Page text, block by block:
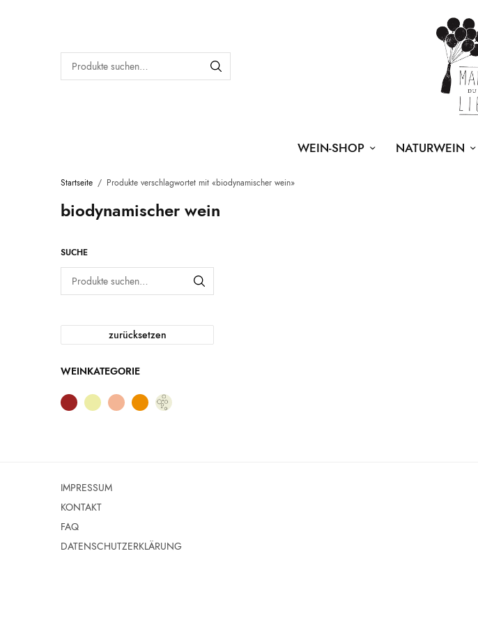
WEIN-SHOP NATURWEIN
Startseite / Produkte verschlagwortet mit «biodynamischer wein»
biodynamischer wein
SUCHE
zurücksetzen
WEINKATEGORIE
IMPRESSUM
KONTAKT
FAQ
DATENSCHUTZERKLÄRUNG